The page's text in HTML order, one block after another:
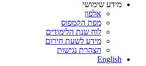
מידע שימושי
אלפון
מפת הקמפוס
לוח שנת הלימודים
מידע לשעת חירום
הצהרת נגישות
English